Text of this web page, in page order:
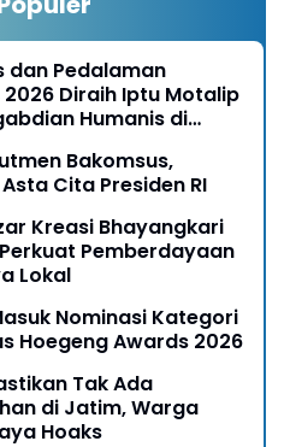
dan Pedalaman
Diraih Iptu Motalip
Humanis di
Bakomsus,
Cita Presiden RI
Kreasi Bhayangkari
Pemberdayaan
Lokal
Nominasi Kategori
Hoegeng Awards 2026
Tak Ada
di Jatim, Warga
Hoaks